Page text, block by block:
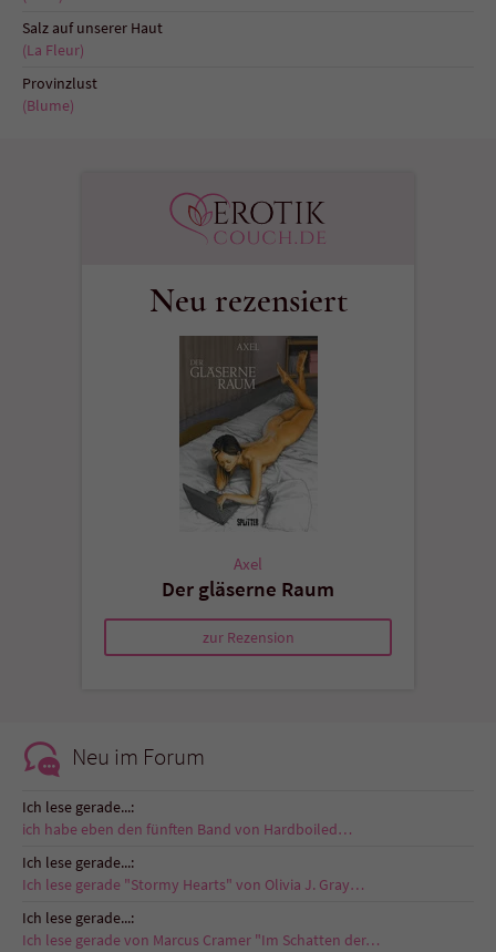
Salz auf unserer Haut
(La Fleur)
Provinzlust
(Blume)
Neu rezensiert
Axel
Der gläserne Raum
zur Rezension
Neu im Forum
Ich lese gerade...:
ich habe eben den fünften Band von Hardboiled…
Ich lese gerade...:
Ich lese gerade "Stormy Hearts" von Olivia J. Gray…
Ich lese gerade...:
Ich lese gerade von Marcus Cramer "Im Schatten der…